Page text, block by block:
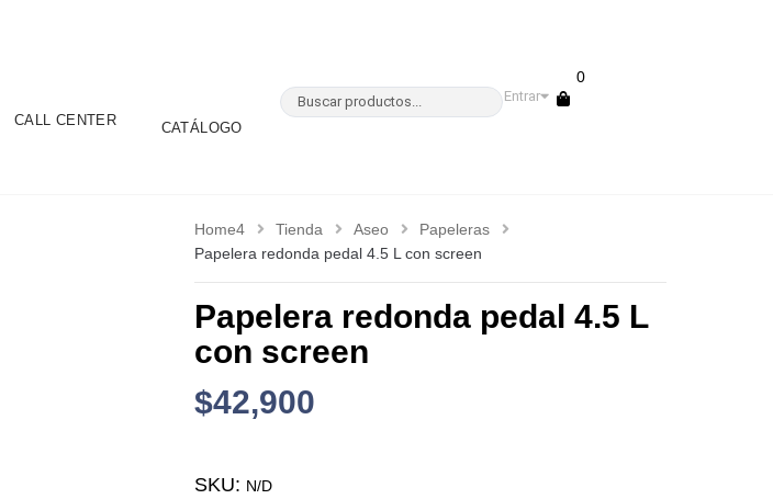
CALL CENTER CATÁLOGO
Entrar
0
Home4 Tienda Aseo
Papeleras
Papelera redonda pedal 4.5 L con screen
Papelera redonda pedal 4.5 L
con screen
$42,900
SKU: N/D